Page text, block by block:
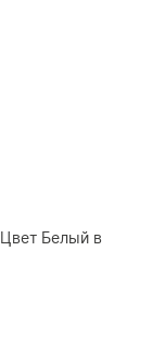
Белый в